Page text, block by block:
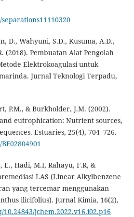
D., Wahyuni, S.D., Kusuma, A.D.,
(2018). Pembuatan Alat Pengolah
Elektrokoagulasi untuk
Jurnal Teknologi Terpadu,
P.M., & Burkholder, J.M. (2002).
eutrophication: Nutrient sources,
Estuaries, 25(4), 704–726.
Hadi, M.I, Rahayu, F.R, &
LAS (Linear Alkylbenzene
yang tercemar menggunakan
ilicifolius). Jurnal Kimia, 16(2),
jchem.2022.v16.i02.p16